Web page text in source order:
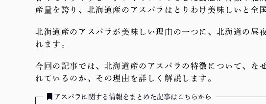
産量を誇り、北海道産のアスパラはとりわけ美味しいと全
北海道産のアスパラが美味しい理由の一つに、北海道の昼
れます。
今回の記事では、北海道産のアスパラの特徴について、な
れているのか、その理由を詳しく解説します。
アスパラに関する情報をまとめた記事はこちらから